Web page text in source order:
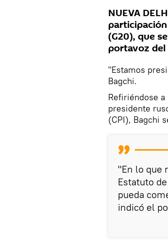
NUEVA
(G20), que
portavoz
"Estamos
Bagchi.
Refiriéndose
presidente
(CPI), Bagchi
"En lo que
Estatuto
pueda
indicó el